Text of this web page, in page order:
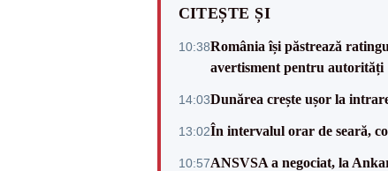
CITEȘTE ȘI
10:38România își păstrează
avertisment pentru autorități
14:03Dunărea crește ușor la
13:02În intervalul orar de seară,
10:57ANSVSA a negociat, la